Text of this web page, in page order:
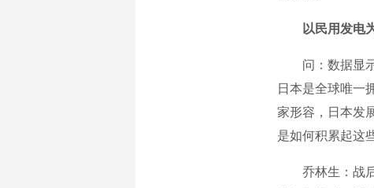
以民用发电
问：数据显示
日本是全球唯一
家形容，日本发
是如何积累起这
乔林生：战后